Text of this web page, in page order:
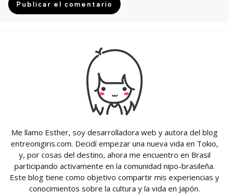
Me llamo Esther, soy desarrolladora web y autora del blog
entreonigiris.com. Decidí empezar una nueva vida en Tokio,
y, por cosas del destino, ahora me encuentro en Brasil
participando activamente en la comunidad nipo-brasileña.
Este blog tiene como objetivo compartir mis experiencias y
conocimientos sobre la cultura y la vida en Japón.